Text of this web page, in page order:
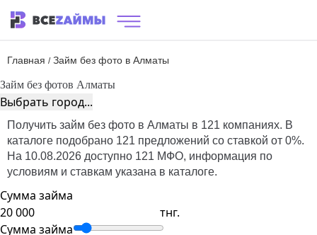
Главная / Займ без фото в Алматы
Займ без фотов Алматы
Выбрать город...
Получить займ без фото в Алматы в 121 компаниях. В
каталоге подобрано 121 предложений со ставкой от 0%.
На 10.08.2026 доступно 121 МФО, информация по
условиям и ставкам указана в каталоге.
Сумма займа
тнг.
Сумма займа